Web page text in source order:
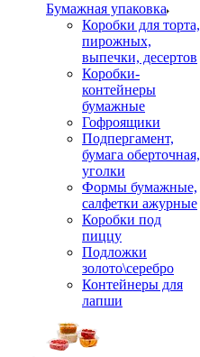
Бумажная упаковка
Коробки для торта,
пирожных,
выпечки, десертов
Коробки-
контейнеры
бумажные
Гофроящики
Подпергамент,
бумага оберточная,
уголки
Формы бумажные,
салфетки ажурные
Коробки под
пиццу
Подложки
золото\серебро
Контейнеры для
лапши